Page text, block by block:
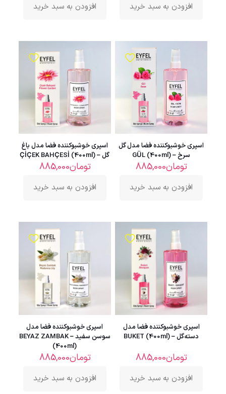
افزودن به سبد خرید افزودن به سبد خرید
اسپری خوشبوکننده فضا مدل گل
سرخ – GÜL (400ml)
تومان885,000
افزودن به سبد خرید
اسپری خوشبوکننده فضا مدل باغ
گل – ÇİÇEK BAHÇESİ (400ml)
تومان885,000
افزودن به سبد خرید
اسپری خوشبوکننده فضا مدل
دسته‌گل – BUKET (400ml)
تومان885,000
افزودن به سبد خرید
اسپری خوشبوکننده فضا مدل
سوسن سفید – BEYAZ ZAMBAK
(400ml)
تومان885,000
افزودن به سبد خرید